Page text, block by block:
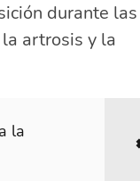
durante las
artrosis y la
la